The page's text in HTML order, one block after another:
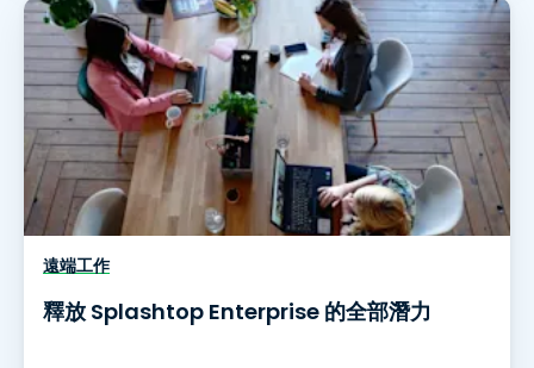
遠端工作
釋放 Splashtop Enterprise 的全部潛力